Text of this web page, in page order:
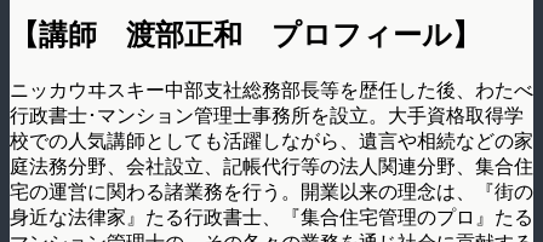
【講師 渡部正和 プロフィール】
ニッカウヰスキー中部支社総務部長等を歴任した後、わたべ
行政書士･マンション管理士事務所を設立。大手資格取得学
校での人気講師としても活躍しながら、遺言や相続などの家
庭法務分野、会社設立、記帳代行等の法人関連分野、集合住
宅の運営に関わる諸業務を行う。開業以来の理念は、『街の
身近な法律家』たる行政書士、『集合住宅管理のプロ』たる